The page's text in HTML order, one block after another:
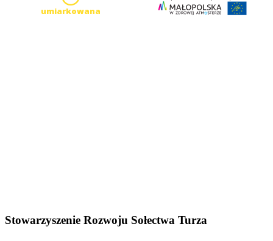
Stowarzyszenie Rozwoju Sołectwa Turza